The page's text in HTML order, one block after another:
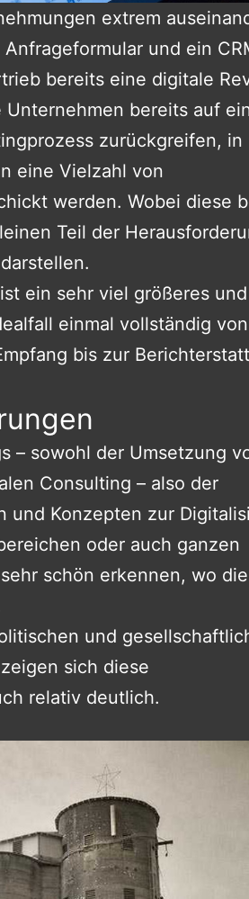
extrem
und ein
bereits eine digitale
bereits auf
zurückgreifen, in
eine Vielzahl von
werden. Wobei diese
Teil der
ein sehr viel größeres
einmal vollständig
bis zur
– sowohl der Umsetzung
Consulting – also der
und Konzepten zur
oder auch ganzen
schön erkennen, wo die
und
sich diese
relativ deutlich.